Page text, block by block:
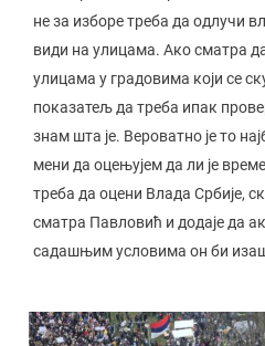
не за изборе треба да одлучи
види на улицама. Ако сматра
улицама у градовима који се
показатељ да треба ипак
знам шта је. Вероватно је то
мени да оцењујем да ли је
треба да оцени Влада Србије,
сматра Павловић и додаје да
садашњим условима он би